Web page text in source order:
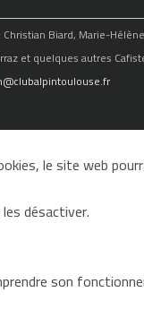
Biard, Marie-
et quelques autres
le site web
désactiver.
son